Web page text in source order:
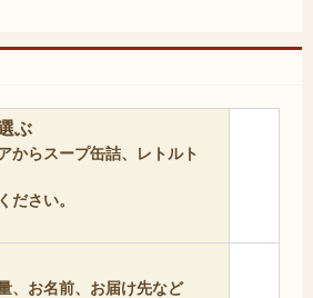
ぶ
からスープ缶詰、レトルト
ださい。
、お名前、お届け先など